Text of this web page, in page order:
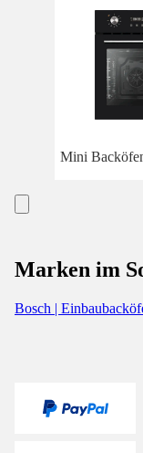
Mini
Marken im
Bosch |